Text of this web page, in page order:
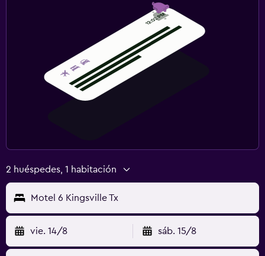
2 huéspedes, 1 habitación
Motel 6 Kingsville Tx
vie. 14/8 sáb. 15/8